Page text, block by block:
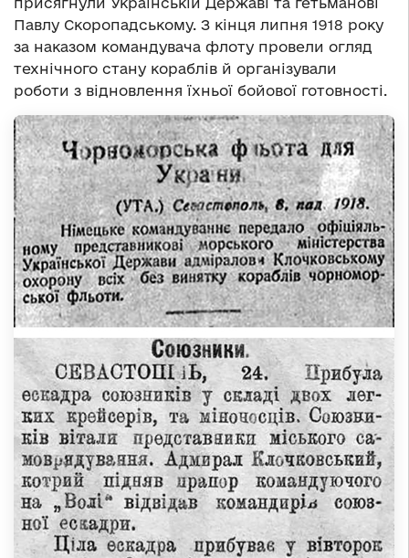
Павлу Скоропадському. З кінця липня 1918 року
за наказом командувача флоту провели огляд
технічного стану кораблів й організували
роботи з відновлення їхньої бойової готовності.